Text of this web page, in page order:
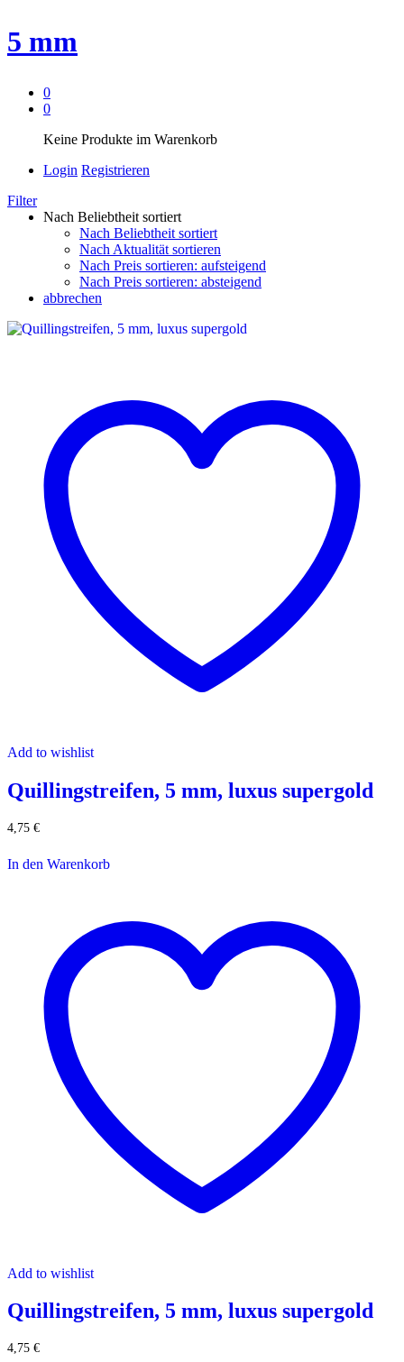
5 mm
0
0
Keine Produkte im Warenkorb
Login Registrieren
Filter
Nach Beliebtheit sortiert
Nach Beliebtheit sortiert
Nach Aktualität sortieren
Nach Preis sortieren: aufsteigend
Nach Preis sortieren: absteigend
abbrechen
Add to wishlist
Quillingstreifen, 5 mm, luxus supergold
4,75 €
In den Warenkorb
Add to wishlist
Quillingstreifen, 5 mm, luxus supergold
4,75 €